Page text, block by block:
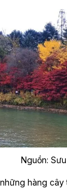
Nguồn:
hàng